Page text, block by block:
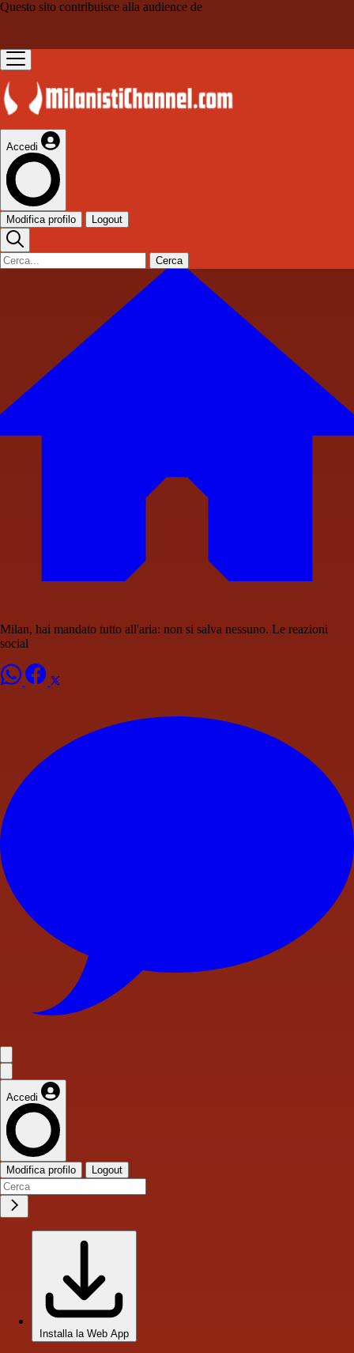
Questo sito contribuisce alla audience de
Accedi
Modifica profilo Logout
Cerca
Milan, hai mandato tutto all'aria: non si salva nessuno. Le reazioni
social
Accedi
Modifica profilo Logout
Installa la Web App